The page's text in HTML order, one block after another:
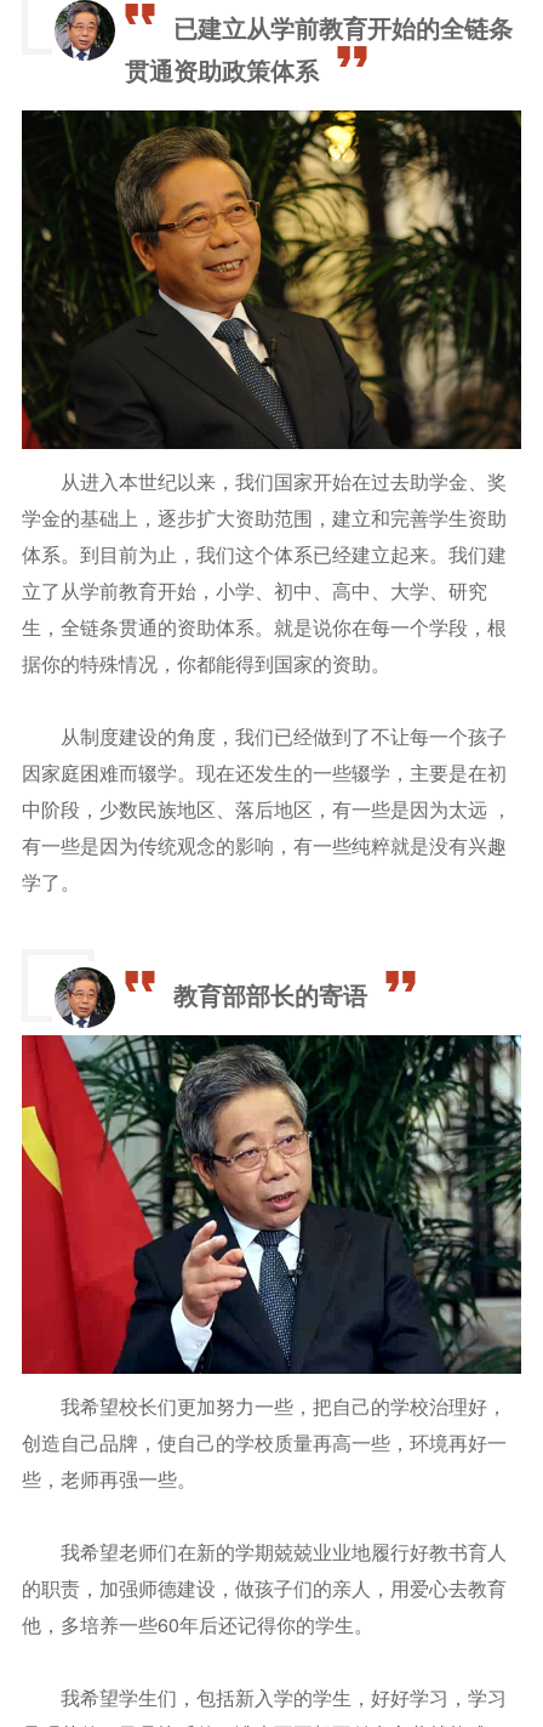
已建立从学前教育开始的全链条
贯通资助政策体系
从进入本世纪以来，我们国家开始在过去助学金、奖
学金的基础上，逐步扩大资助范围，建立和完善学生资助
体系。到目前为止，我们这个体系已经建立起来。我们建
立了从学前教育开始，小学、初中、高中、大学、研究
生，全链条贯通的资助体系。就是说你在每一个学段，根
据你的特殊情况，你都能得到国家的资助。
从制度建设的角度，我们已经做到了不让每一个孩子
因家庭困难而辍学。现在还发生的一些辍学，主要是在初
中阶段，少数民族地区、落后地区，有一些是因为太远 ，
有一些是因为传统观念的影响，有一些纯粹就是没有兴趣
学了。
教育部部长的寄语
我希望校长们更加努力一些，把自己的学校治理好，
创造自己品牌，使自己的学校质量再高一些，环境再好一
些，老师再强一些。
我希望老师们在新的学期兢兢业业地履行好教书育人
的职责，加强师德建设，做孩子们的亲人，用爱心去教育
他，多培养一些60年后还记得你的学生。
我希望学生们，包括新入学的学生，好好学习，学习